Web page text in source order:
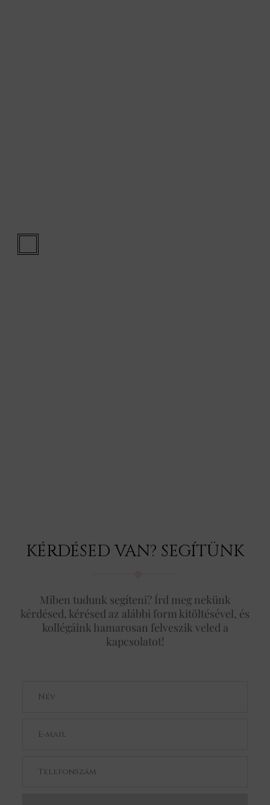
KÉRDÉSED VAN? SEGÍTÜNK
Miben tudunk segíteni? Írd meg nekünk
kérdésed, kérésed az alábbi form kitöltésével, és
kollégáink hamarosan felveszik veled a
kapcsolatot!